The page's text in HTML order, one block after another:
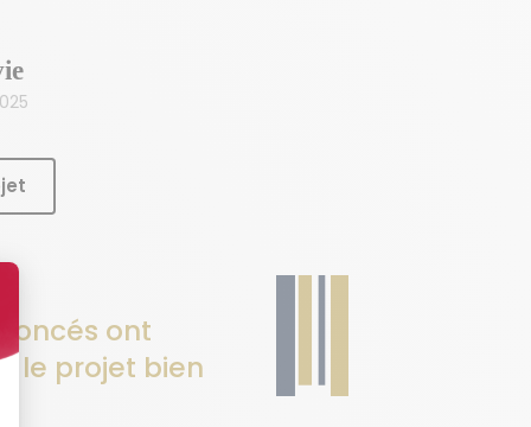
ont
le projet bien